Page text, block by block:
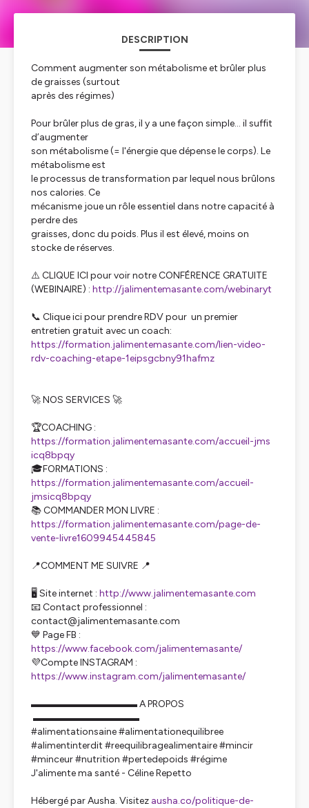
DESCRIPTION
Comment augmenter son métabolisme et brûler plus
de graisses (surtout
après des régimes)
Pour brûler plus de gras, il y a une façon simple… il suffit
d’augmenter
son métabolisme (= l'énergie que dépense le corps). Le
métabolisme est
le processus de transformation par lequel nous brûlons
nos calories. Ce
mécanisme joue un rôle essentiel dans notre capacité à
perdre des
graisses, donc du poids. Plus il est élevé, moins on
stocke de réserves.
⚠️ CLIQUE ICI pour voir notre CONFÉRENCE GRATUITE
(WEBINAIRE) : http://jalimentemasante.com/webinaryt
📞 Clique ici pour prendre RDV pour un premier
entretien gratuit avec un coach:
https://formation.jalimentemasante.com/lien-video-
rdv-coaching-etape-1eipsgcbny91hafmz
🚀 NOS SERVICES 🚀
🏆COACHING :
https://formation.jalimentemasante.com/accueil-jms
icq8bpqy
🎓FORMATIONS :
https://formation.jalimentemasante.com/accueil-
jmsicq8bpqy
📚 COMMANDER MON LIVRE :
https://formation.jalimentemasante.com/page-de-
vente-livre1609945445845
📍COMMENT ME SUIVRE 📍
🖥️ Site internet : http://www.jalimentemasante.com
📧 Contact professionnel :
contact@jalimentemasante.com
💙 Page FB :
https://www.facebook.com/jalimentemasante/
💜Compte INSTAGRAM :
https://www.instagram.com/jalimentemasante/
▬▬▬▬▬▬▬▬▬▬▬ A PROPOS
▬▬▬▬▬▬▬▬▬▬▬
#alimentationsaine #alimentationequilibree
#alimentinterdit #reequilibragealimentaire #mincir
#minceur #nutrition #pertedepoids #régime
J'alimente ma santé - Céline Repetto
Hébergé par Ausha. Visitez ausha.co/politique-de-